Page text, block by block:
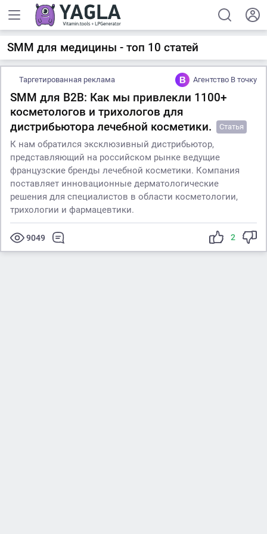
SMM для медицины - топ 10 статей
Таргетированная реклама Агентство В точку
SMM для B2B: Как мы привлекли 1100+
косметологов и трихологов для
дистрибьютора лечебной косметики.
Статья
К нам обратился эксклюзивный дистрибьютор,
представляющий на российском рынке ведущие
французские бренды лечебной косметики. Компания
поставляет инновационные дерматологические
решения для специалистов в области косметологии,
трихологии и фармацевтики.
9049 2